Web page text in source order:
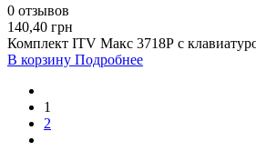
0 отзывов
140,40 грн
Комплект ITV Макс 3718Р с
В корзину Подробнее
1
2